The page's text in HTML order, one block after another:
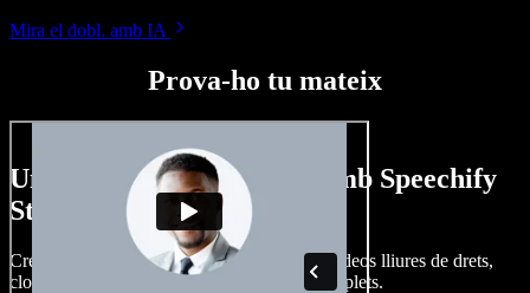
Mira el dobl. amb IA
Prova-ho tu mateix
Un tastet del que pots fer amb Speechify
Studio.
Crea dobl. de veu, afegeix imatges, àudio, vídeos lliures de drets,
clona veus i munta projectes multimèdia complets.